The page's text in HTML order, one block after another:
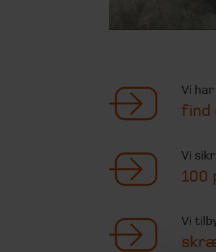
Vi
find
Vi
100
Vi